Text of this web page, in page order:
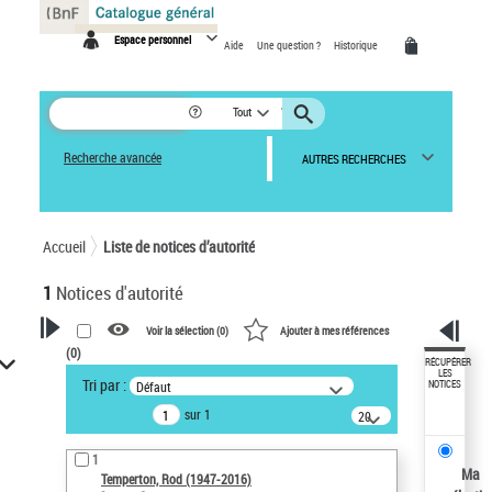
Espace personnel Aide Une question ? Historique
Tout
Recherche avancée AUTRES RECHERCHES
Accueil Liste de notices d’autorité
1 Notices d'autorité
VOTRE RECHERCHE
Recherche avancée dans les
notices d’autorité
Œuvres liées à l'auteur :
Temperton, Rod (1947-2016)
Voir la sélection (0) Ajouter à mes références
(0)
Tri par : Défaut
sur 1
20
résultats/page
1
Temperton, Rod (1947-2016)
RÉCUPÉRER
LES
NOTICES
Ma
Panneau de gestion des cookies